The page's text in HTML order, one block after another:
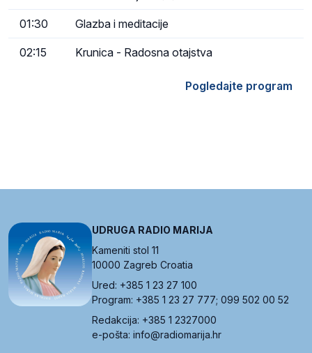
01:30 Glazba i meditacije
02:15 Krunica - Radosna otajstva
Pogledajte program
UDRUGA RADIO MARIJA
Kameniti stol 11
10000 Zagreb Croatia
Ured: +385 1 23 27 100
Program: +385 1 23 27 777; 099 502 00 52
Redakcija: +385 1 2327000
e-pošta: info@radiomarija.hr